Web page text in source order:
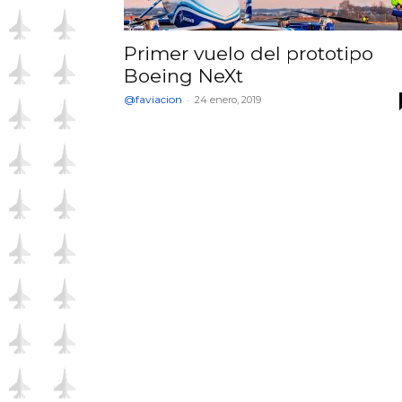
Primer vuelo del prototipo
Boeing NeXt
@faviacion - 24 enero, 2019